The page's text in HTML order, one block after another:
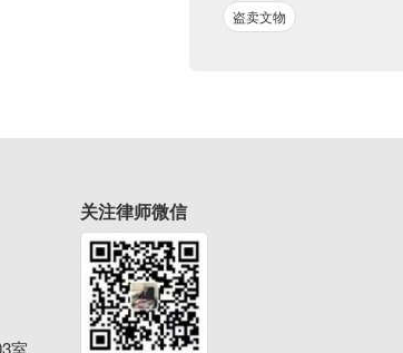
盗卖文物
室
关注律师微信